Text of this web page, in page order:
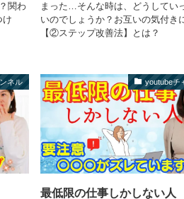
関わ
け
まった…そんな時は、どうしてい
いのでしょうか？お互いの気付き
【②ステップ改善法】とは？
ネル youtubeチ
最低限の仕事しかしない人